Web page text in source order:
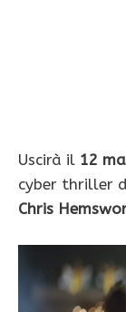
Uscirà il 12
cyber thriller
Chris